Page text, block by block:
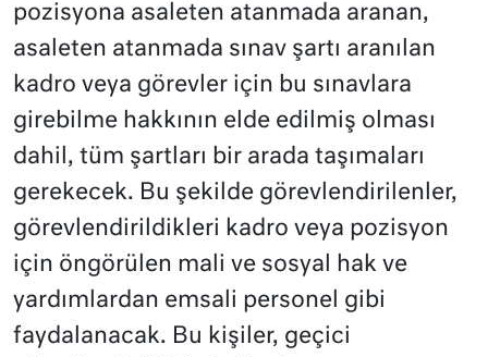
pozisyona asaleten atanmada aranan,
asaleten atanmada sınav şartı aranılan
kadro veya görevler için bu sınavlara
girebilme hakkının elde edilmiş olması
dahil, tüm şartları bir arada taşımaları
gerekecek. Bu şekilde görevlendirilenler,
görevlendirildikleri kadro veya pozisyon
için öngörülen mali ve sosyal hak ve
yardımlardan emsali personel gibi
faydalanacak. Bu kişiler, geçici